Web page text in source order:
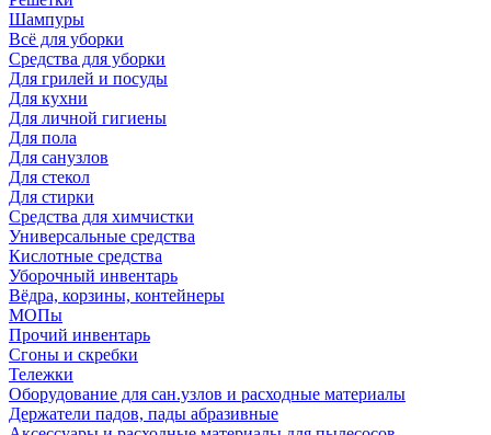
Шампуры
Всё для уборки
Средства для уборки
Для грилей и посуды
Для кухни
Для личной гигиены
Для пола
Для санузлов
Для стекол
Для стирки
Средства для химчистки
Универсальные средства
Кислотные средства
Уборочный инвентарь
Вёдра, корзины, контейнеры
МОПы
Прочий инвентарь
Сгоны и скребки
Тележки
Оборудование для сан.узлов и расходные материалы
Держатели падов, пады абразивные